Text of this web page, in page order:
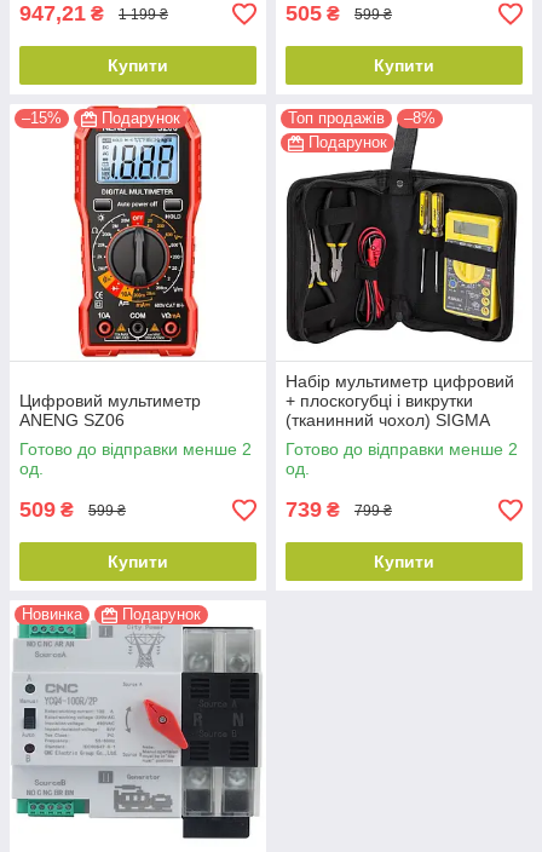
947,21 ₴ 1 199 ₴
Купити
505 ₴ 599 ₴
Купити
–15% Подарунок
Цифровий мультиметр
ANENG SZ06
Готово до відправки менше 2
од.
509 ₴ 599 ₴
Купити
Топ продажів
–8%
Подарунок
Набір мультиметр цифровий
+ плоскогубці і викрутки
(тканинний чохол) SIGMA
Готово до відправки менше 2
од.
739 ₴ 799 ₴
Купити
Новинка Подарунок